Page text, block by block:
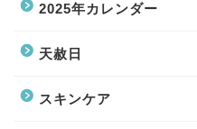
2025年カレンダー
天赦日
スキンケア